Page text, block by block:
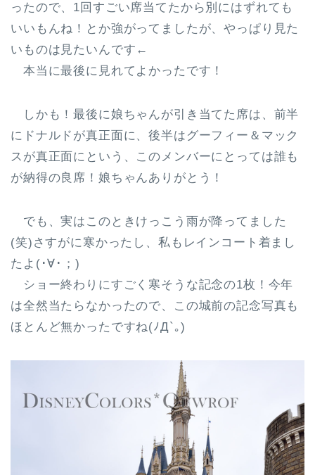
ったので、1回すごい席当てたから別にはずれても
いいもんね！とか強がってましたが、やっぱり見た
いものは見たいんです←
本当に最後に見れてよかったです！
しかも！最後に娘ちゃんが引き当てた席は、前半
にドナルドが真正面に、後半はグーフィー＆マック
スが真正面にという、このメンバーにとっては誰も
が納得の良席！娘ちゃんありがとう！
でも、実はこのときけっこう雨が降ってました
(笑)さすがに寒かったし、私もレインコート着まし
たよ(･∀･；)
ショー終わりにすごく寒そうな記念の1枚！今年
は全然当たらなかったので、この城前の記念写真も
ほとんど無かったですね(ﾉД`｡)